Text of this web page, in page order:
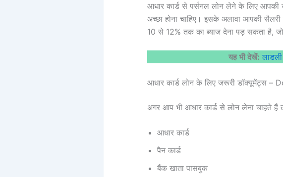
आधार कार्ड से पर्सनल लोन लेने के लिए आपकी
अच्छा होना चाहिए। इसके अलावा आपकी
10 से 12% तक का ब्याज देना पड़ सकता है,
यह भी देखें: लाडली
आधार कार्ड लोन के लिए जरूरी डॉक्यूमेंट्स
अगर आप भी आधार कार्ड से लोन लेना चाहते हैं
आधार कार्ड
पैन कार्ड
बैंक खाता पासबुक